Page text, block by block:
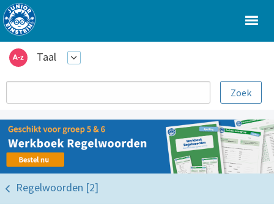
Taal
Regelwoorden [2]